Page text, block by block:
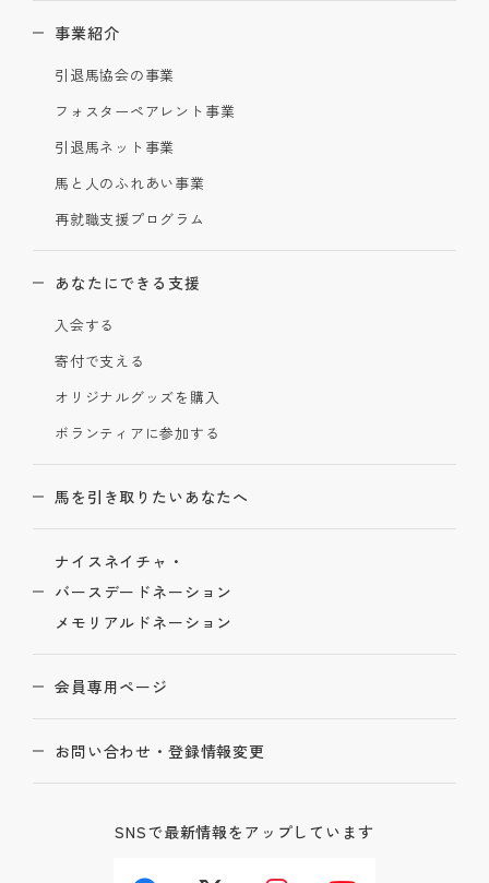
事業紹介
引退馬協会の事業
フォスターペアレント事業
引退馬ネット事業
馬と人のふれあい事業
再就職支援プログラム
あなたにできる支援
入会する
寄付で支える
オリジナルグッズを購入
ボランティアに参加する
馬を引き取りたいあなたへ
ナイスネイチャ・
バースデードネーション
メモリアルドネーション
会員専用ページ
お問い合わせ・登録情報変更
SNSで最新情報をアップしています